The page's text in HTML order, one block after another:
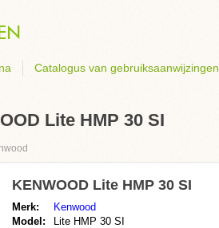
Catalogus van gebruiksaanwijzingen
Lite HMP 30 SI
KENWOOD Lite HMP 30 SI
Merk:
Kenwood
Model:
Lite HMP 30 SI